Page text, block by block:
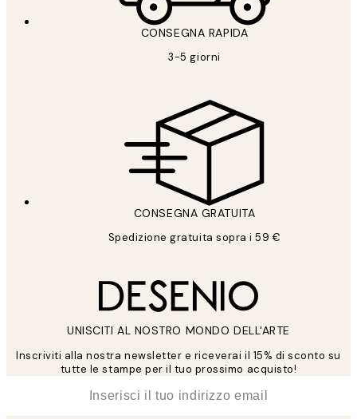
CONSEGNA RAPIDA
3-5 giorni
CONSEGNA GRATUITA
Spedizione gratuita sopra i 59 €
UNISCITI AL NOSTRO MONDO DELL'ARTE
Inscriviti alla nostra newsletter e riceverai il 15% di sconto su
tutte le stampe per il tuo prossimo acquisto!